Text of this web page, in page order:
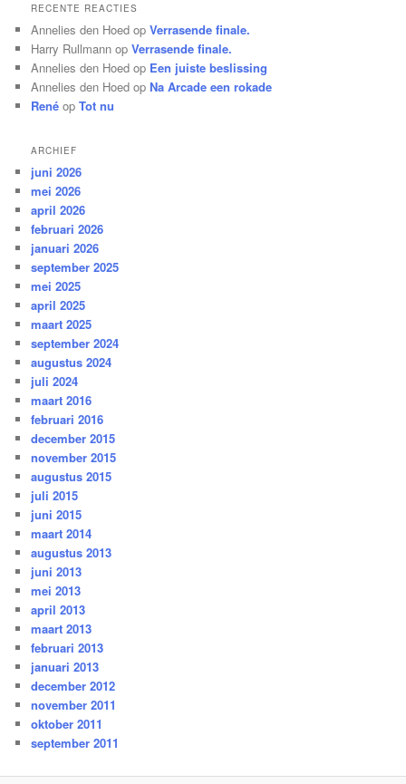
RECENTE REACTIES
Annelies den Hoed opVerrasende finale.
Harry Rullmann opVerrasende finale.
Annelies den Hoed op Een juiste beslissing
Annelies den Hoed op Na Arcade een rokade
René opTot nu
ARCHIEF
juni 2026
mei 2026
april 2026
februari 2026
januari 2026
september 2025
mei 2025
april 2025
maart 2025
september 2024
augustus 2024
juli 2024
maart 2016
februari 2016
december 2015
november 2015
augustus 2015
juli 2015
juni 2015
maart 2014
augustus 2013
juni 2013
mei 2013
april 2013
maart 2013
februari 2013
januari 2013
december 2012
november 2011
oktober 2011
september 2011